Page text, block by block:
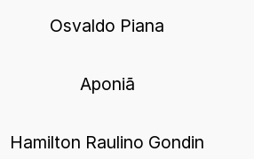
Osvaldo Piana
Aponiã
Hamilton Raulino Gondin